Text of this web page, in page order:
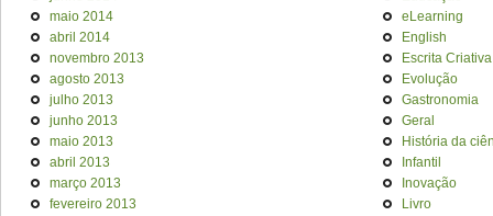
maio 2014
abril 2014
novembro 2013
agosto 2013
julho 2013
junho 2013
maio 2013
abril 2013
março 2013
fevereiro 2013
eLearning
English
Escrita Criativa
Evolução
Gastronomia
Geral
História da
Infantil
Inovação
Livro